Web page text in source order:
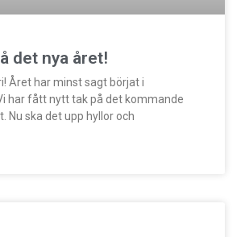
det nya året!
Året har minst sagt börjat i
har fått nytt tak på det kommande
Nu ska det upp hyllor och